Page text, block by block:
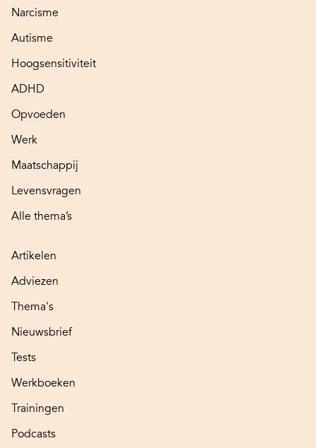
Narcisme
Autisme
Hoogsensitiviteit
ADHD
Opvoeden
Werk
Maatschappij
Levensvragen
Alle thema’s
Artikelen
Adviezen
Thema's
Nieuwsbrief
Tests
Werkboeken
Trainingen
Podcasts